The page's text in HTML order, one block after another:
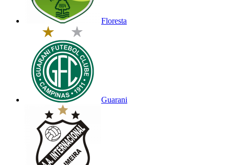
Floresta
Guarani